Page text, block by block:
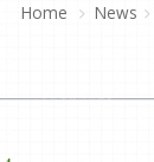
Home
News